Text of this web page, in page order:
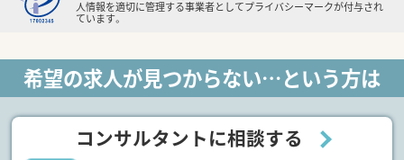
人情報を適切に管理する事業者としてプライバシーマークが付与され
ています。
希望の求人が見つからない…という方は
コンサルタントに相談する